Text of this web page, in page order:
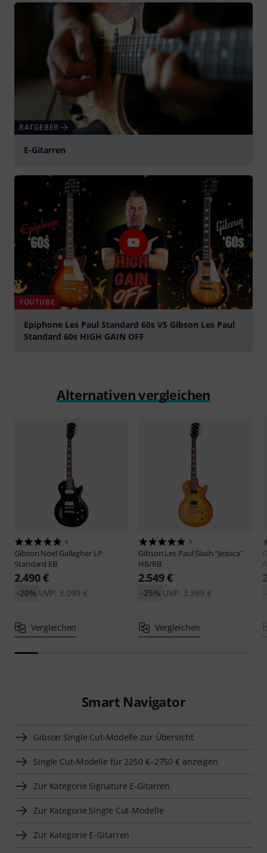
RATGEBER
E-Gitarren
YOUTUBE
Epiphone Les Paul Standard 60s VS Gibson Les Paul
Standard 60s HIGH GAIN OFF
Alternativen vergleichen
4
Gibson Noel Gallagher LP
Standard EB
2.490 €
UVP: 3.099 €
-20%
Vergleichen
9
Gibson Les Paul Slash "Jessica"
HB/RB
2.549 €
UVP: 3.399 €
-25%
Vergleichen
Smart Navigator
Gibson Single Cut-Modelle zur Übersicht
Single Cut-Modelle für 2250 €–2750 € anzeigen
Zur Kategorie Signature E-Gitarren
Zur Kategorie Single Cut-Modelle
Zur Kategorie E-Gitarren